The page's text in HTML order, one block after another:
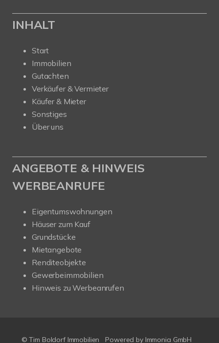
INHALT
Start
Immobilien
Gutachten
Verkäufer & Vermieter
Käufer & Mieter
Sonstiges
Über uns
ANGEBOTE & HINWEIS
WERBEANRUFE
Eigentumswohnungen
Häuser zum Kauf
Grundstücke
Mietangebote
Renditeobjekte
Gewerbeimmobilien
Hinweis zu Werbeanrufen
© Tim Boldorf Immobilien Powered by Immonia GmbH